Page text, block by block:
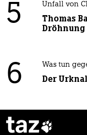
5 Unfall von
Thomas
Dröhnung
6 Was tun
Der
taz